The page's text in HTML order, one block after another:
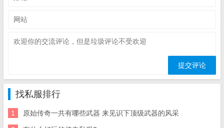
找私服排行
1 原始传奇一共有哪些武器 来见识下顶级武器的风采